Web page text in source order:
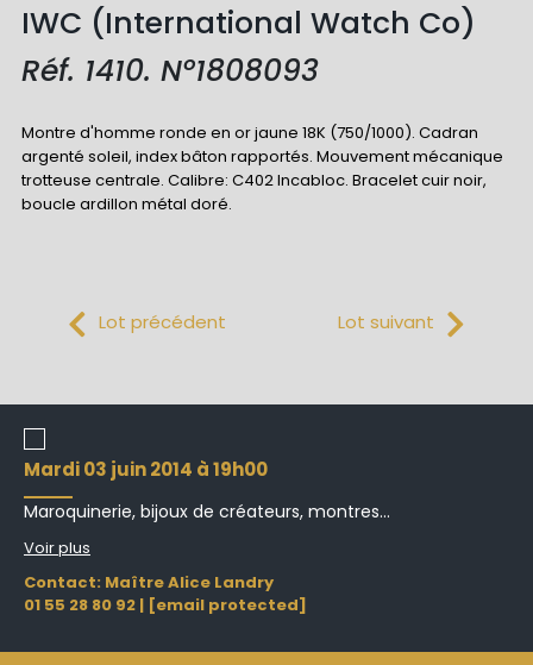
IWC (International Watch Co)
Réf. 1410. N°1808093
Montre d'homme ronde en or jaune 18K (750/1000). Cadran
argenté soleil, index bâton rapportés. Mouvement mécanique
trotteuse centrale. Calibre: C402 Incabloc. Bracelet cuir noir,
boucle ardillon métal doré.
Lot précédent Lot suivant
mardi 03 juin 2014 à 19h00
Maroquinerie, bijoux de créateurs, montres...
Voir plus
Contact: Maître Alice Landry
01 55 28 80 92 | [email protected]